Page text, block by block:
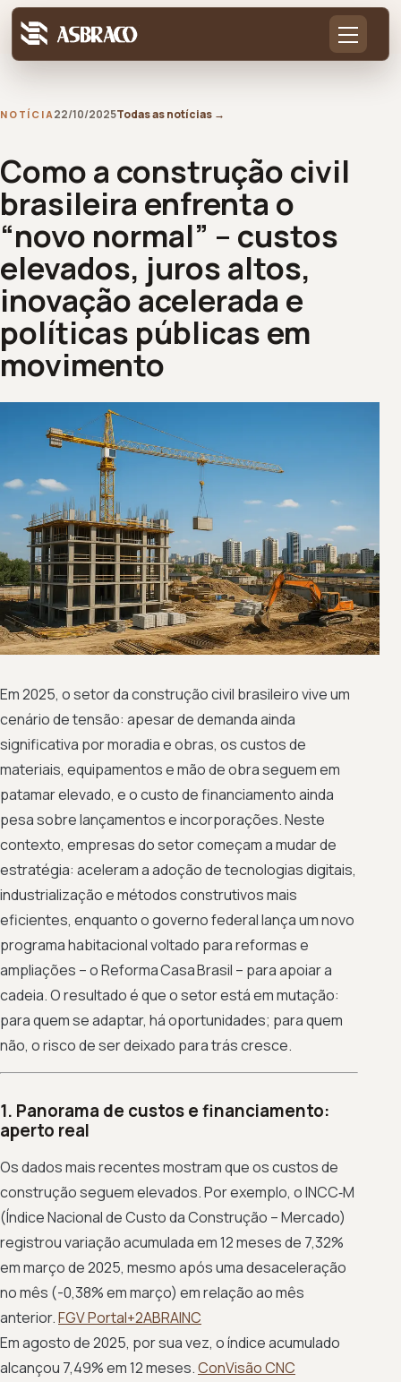
NOTÍCIA22/10/2025Todas as notícias →
Como a construção civil
brasileira enfrenta o
“novo normal” – custos
elevados, juros altos,
inovação acelerada e
políticas públicas em
movimento
Em 2025, o setor da construção civil brasileiro vive um
cenário de tensão: apesar de demanda ainda
significativa por moradia e obras, os custos de
materiais, equipamentos e mão de obra seguem em
patamar elevado, e o custo de financiamento ainda
pesa sobre lançamentos e incorporações. Neste
contexto, empresas do setor começam a mudar de
estratégia: aceleram a adoção de tecnologias digitais,
industrialização e métodos construtivos mais
eficientes, enquanto o governo federal lança um novo
programa habitacional voltado para reformas e
ampliações – o Reforma Casa Brasil – para apoiar a
cadeia. O resultado é que o setor está em mutação:
para quem se adaptar, há oportunidades; para quem
não, o risco de ser deixado para trás cresce.
1. Panorama de custos e financiamento:
aperto real
Os dados mais recentes mostram que os custos de
construção seguem elevados. Por exemplo, o INCC‑M
(Índice Nacional de Custo da Construção – Mercado)
registrou variação acumulada em 12 meses de 7,32%
em março de 2025, mesmo após uma desaceleração
no mês (-0,38% em março) em relação ao mês
anterior.FGV Portal+2ABRAINC
Em agosto de 2025, por sua vez, o índice acumulado
alcançou 7,49% em 12 meses.ConVisão CNC